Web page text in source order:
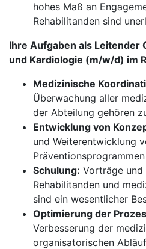
hohes Maß an
Rehabilitanden sind
Ihre Aufgaben als Leitender
und Kardiologie (m/w/d) im
Medizinische
Überwachung aller
der Abteilung gehören
Entwicklung von
und Weiterentwicklung
Schulung: Vorträge und
Rehabilitanden und
sind ein wesentlicher
Optimierung der
Verbesserung der
organisatorischen